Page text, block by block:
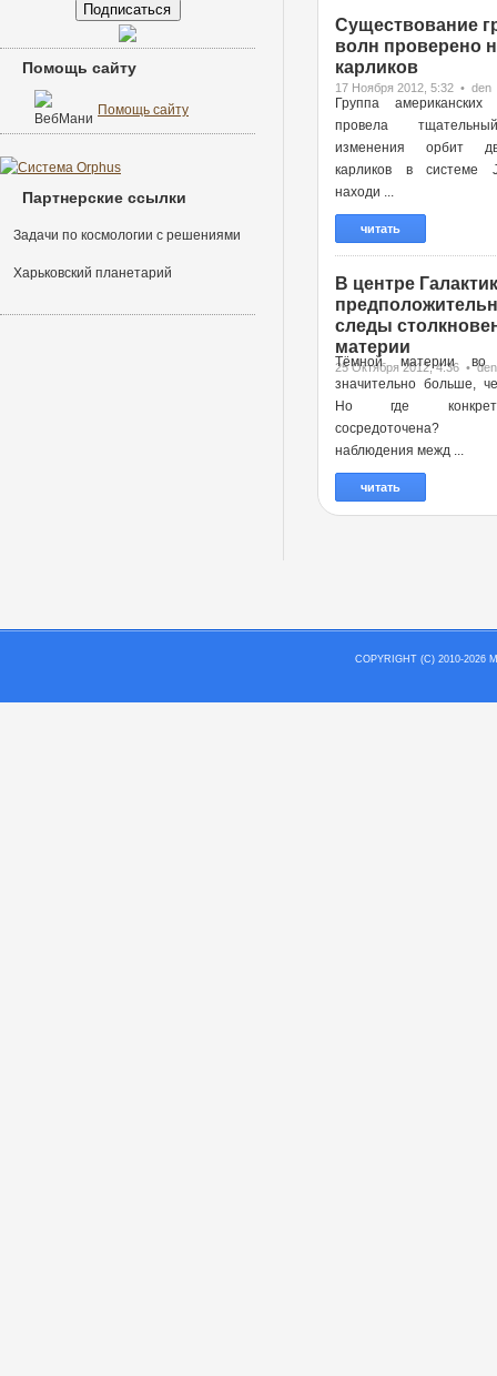
Существование
волн проверено
карликов
17 Ноября 2012, 5:32 • den
Группа американских
провела
изменения орбит
карликов в системе
находи ...
читать
В центре
следы
материи
25 Октября 2012, 4:36 • den
Тёмной материи во
значительно больше,
Но где
наблюдения межд ...
читать
Помощь сайту
Помощь сайту
Партнерские ссылки
Задачи по космологии с решениями
Харьковский планетарий
COPYRIGHT (C) 2010-